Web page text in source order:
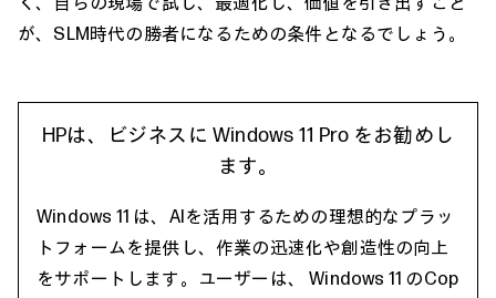
が、SLM時代の勝者になるための条件となるでしょう。
HPは、ビジネスに Windows 11 Pro をお勧めし
ます。
Windows 11 は、AIを活用するための理想的なプラッ
トフォームを提供し、作業の迅速化や創造性の向上
をサポートします。ユーザーは、 Windows 11 のCop